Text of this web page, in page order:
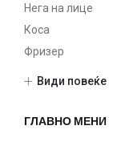
Нега на лице
Коса
Фризер
Парфеми
Види повеќе
ГЛАВНО МЕНИ